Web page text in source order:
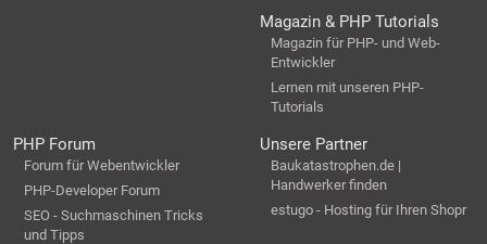
Magazin & PHP Tutorials
Magazin für PHP- und Web-
Entwickler
Lernen mit unseren PHP-
Tutorials
PHP Forum
Forum für Webentwickler
PHP-Developer Forum
SEO - Suchmaschinen Tricks
und Tipps
Unsere Partner
Baukatastrophen.de |
Handwerker finden
estugo - Hosting für Ihren Shopr